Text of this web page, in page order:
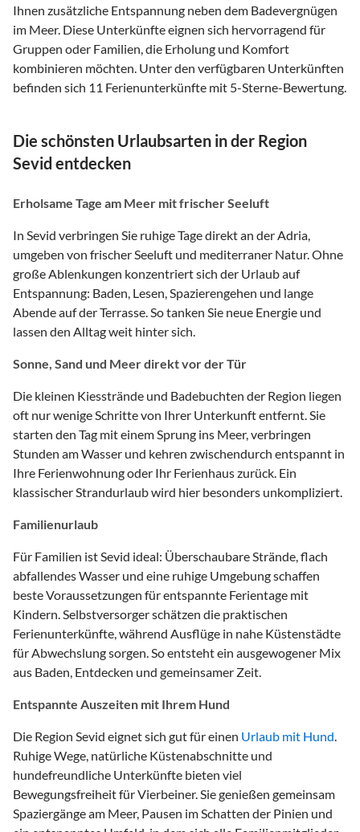
Ihnen zusätzliche Entspannung neben dem Badevergnügen
im Meer. Diese Unterkünfte eignen sich hervorragend für
Gruppen oder Familien, die Erholung und Komfort
kombinieren möchten. Unter den verfügbaren Unterkünften
befinden sich 11 Ferienunterkünfte mit 5-Sterne-Bewertung.
Die schönsten Urlaubsarten in der Region
Sevid entdecken
Erholsame Tage am Meer mit frischer Seeluft
In Sevid verbringen Sie ruhige Tage direkt an der Adria,
umgeben von frischer Seeluft und mediterraner Natur. Ohne
große Ablenkungen konzentriert sich der Urlaub auf
Entspannung: Baden, Lesen, Spazierengehen und lange
Abende auf der Terrasse. So tanken Sie neue Energie und
lassen den Alltag weit hinter sich.
Sonne, Sand und Meer direkt vor der Tür
Die kleinen Kiesstrände und Badebuchten der Region liegen
oft nur wenige Schritte von Ihrer Unterkunft entfernt. Sie
starten den Tag mit einem Sprung ins Meer, verbringen
Stunden am Wasser und kehren zwischendurch entspannt in
Ihre Ferienwohnung oder Ihr Ferienhaus zurück. Ein
klassischer Strandurlaub wird hier besonders unkompliziert.
Familienurlaub
Für Familien ist Sevid ideal: Überschaubare Strände, flach
abfallendes Wasser und eine ruhige Umgebung schaffen
beste Voraussetzungen für entspannte Ferientage mit
Kindern. Selbstversorger schätzen die praktischen
Ferienunterkünfte, während Ausflüge in nahe Küstenstädte
für Abwechslung sorgen. So entsteht ein ausgewogener Mix
aus Baden, Entdecken und gemeinsamer Zeit.
Entspannte Auszeiten mit Ihrem Hund
Die Region Sevid eignet sich gut für einen Urlaub mit Hund.
Ruhige Wege, natürliche Küstenabschnitte und
hundefreundliche Unterkünfte bieten viel
Bewegungsfreiheit für Vierbeiner. Sie genießen gemeinsam
Spaziergänge am Meer, Pausen im Schatten der Pinien und